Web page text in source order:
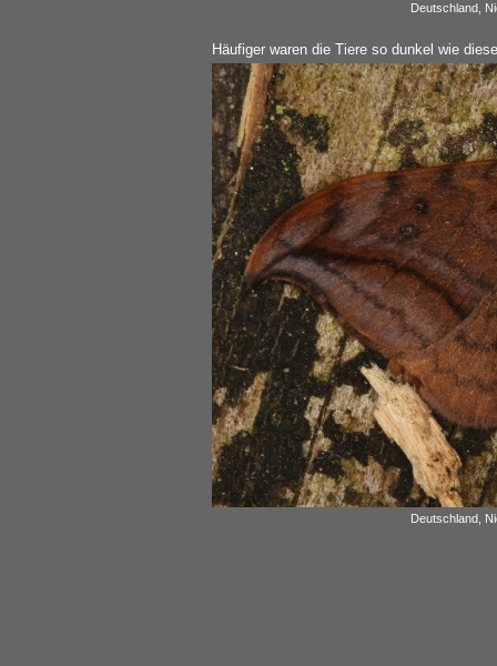
Deutschland,
Häufiger waren die Tiere so dunkel wie
Deutschland,